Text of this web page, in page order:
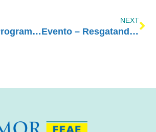
AE na TV – Programa Edson Ferrarini
NEXT
Evento – Resgatando Valores e Renovando Vidas